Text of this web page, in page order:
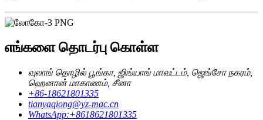
எங்களை தொடர்பு கொள்ள
வுலாங் தொழில் பூங்கா, ஜிங்யாங் மாவட்டம், ஜெங்சோ நகரம்,
ஹெனான் மாகாணம், சீனா
+86-18621801335
tianyaqiong@yz-mac.cn
WhatsApp:+8618621801335